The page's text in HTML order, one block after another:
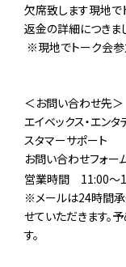
欠席致します現地で
返金の詳細につきま
※現地でトーク会参
＜お問い合わせ先＞
エイベックス・エン
スタマーサポート
お問い合わせフォー
営業時間 11:00～
※メールは24時間承
せていただきます。
す。